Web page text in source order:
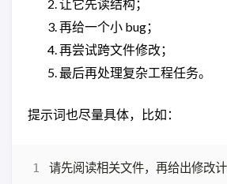
让它先读结构；
再给一个小 bug；
再尝试跨文件修改；
最后再处理复杂工程任务。
提示词也尽量具体，比如：